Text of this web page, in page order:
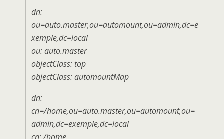
dn:
ou=auto.master,ou=automount,ou=admin,dc=e
xemple,dc=local
ou: auto.master
objectClass: top
objectClass: automountMap
dn:
cn=/home,ou=auto.master,ou=automount,ou=
admin,dc=exemple,dc=local